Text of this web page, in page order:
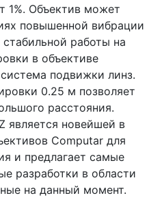
1%. Объектив может
повышенной вибрации
работы на
в объективе
подвижки линз.
0.25 м позволяет
расстояния.
является новейшей в
Computar для
и предлагает самые
разработки в области
на данный момент.